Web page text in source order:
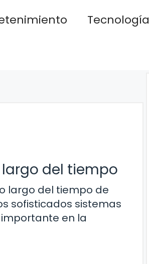
Tecnología
del tiempo
largo del tiempo de
sofisticados sistemas
en la